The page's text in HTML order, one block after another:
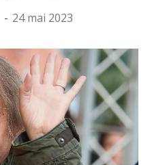
- 24 mai 2023